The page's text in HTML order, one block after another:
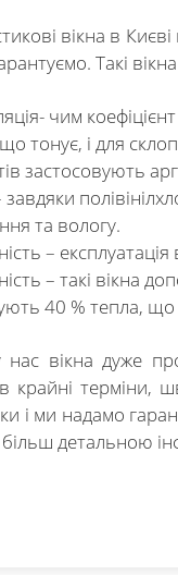
вікна в
Такі
чим
тонує, і для
застосовують
завдяки
та вологу.
– експлуатація
– такі вікна
40 % тепла, що
вікна дуже
крайні терміни,
і ми надамо
більш детальною